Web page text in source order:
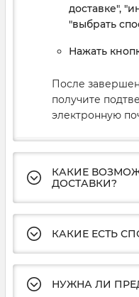
доставке",
"выбрать
Нажать
После
получите
электронную
КАКИЕ
ДОСТАВКИ?
КАКИЕ ЕСТЬ
НУЖНА ЛИ